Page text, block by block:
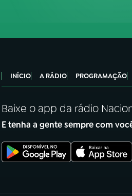
INÍCIO A RÁDIO PROGRAMAÇÃO
Baixe o app da rádio
E tenha a gente sempre com